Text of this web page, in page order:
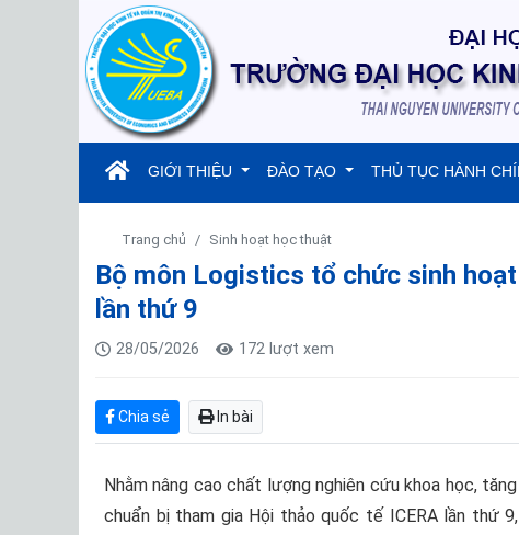
(current)
GIỚI THIỆU ĐÀO TẠO THỦ TỤC HÀNH
Trang chủ Sinh hoạt học thuật
Bộ môn Logistics tổ chức sinh
lần thứ 9
28/05/2026 172 lượt xem
Chia sẻ In bài
Nhằm nâng cao chất lượng nghiên cứu khoa học,
chuẩn bị tham gia Hội thảo quốc tế ICERA lần thứ